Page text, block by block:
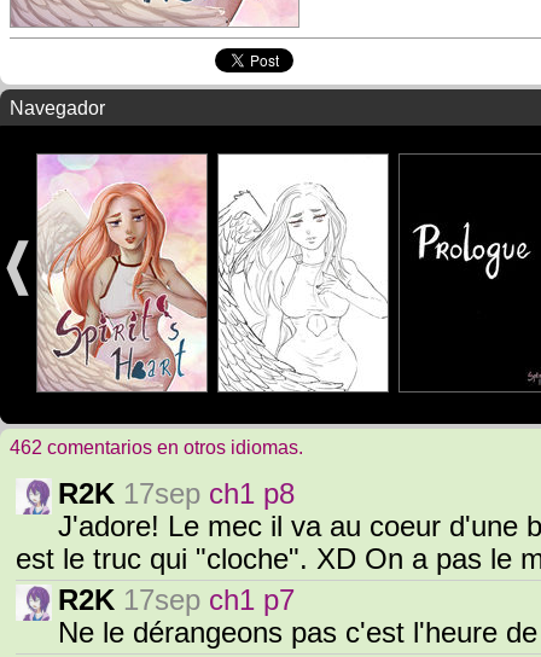
Navegador
462 comentarios en otros idiomas.
R2K 17sep ch1 p8
J'adore! Le mec il va au coeur d'une
est le truc qui "cloche". XD On a pas le
R2K 17sep ch1 p7
Ne le dérangeons pas c'est l'heure